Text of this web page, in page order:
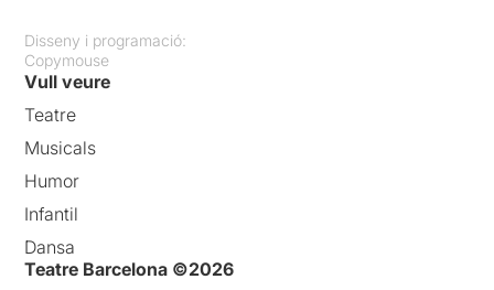
Disseny i programació:
Copymouse
Vull veure
Teatre
Musicals
Humor
Infantil
Dansa
Teatre Barcelona ©2026